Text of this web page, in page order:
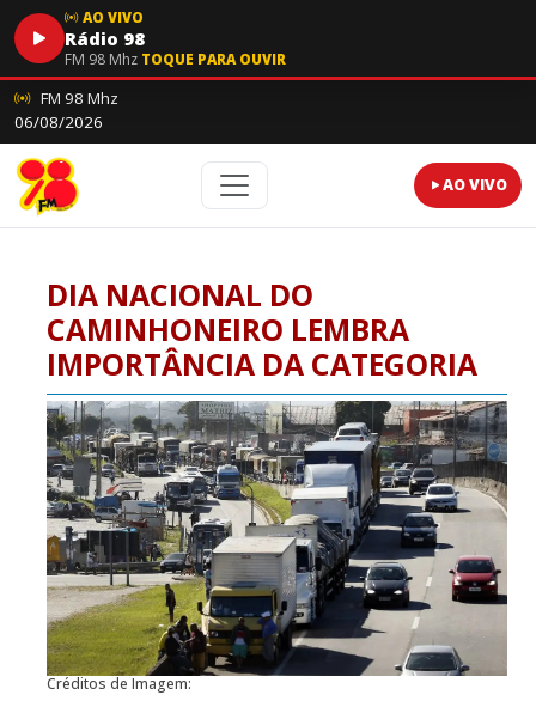
AO VIVO
Rádio 98
FM 98 Mhz TOQUE PARA OUVIR
FM 98 Mhz
06/08/2026
AO VIVO
DIA NACIONAL DO
CAMINHONEIRO LEMBRA
IMPORTÂNCIA DA CATEGORIA
Créditos de Imagem: